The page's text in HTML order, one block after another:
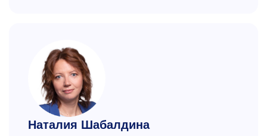
Наталия Шабалдина